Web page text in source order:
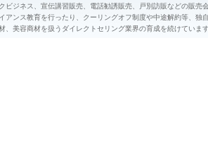
ビジネス、宣伝講習販売、電話勧誘販売、戸別訪販などの販売
アンス教育を行ったり、クーリングオフ制度や中途解約等、
、美容商材を扱うダイレクトセリング業界の育成を続けていま